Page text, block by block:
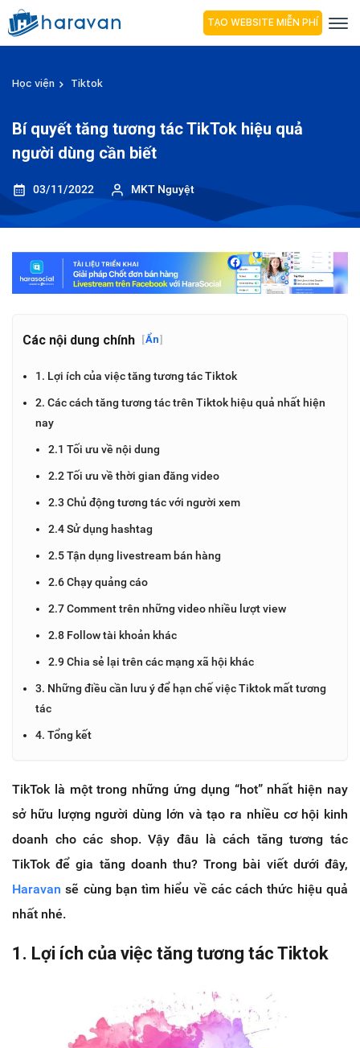
TẠO WEBSITE MIỄN PHÍ
Học viện Tiktok
Bí quyết tăng tương tác TikTok hiệu quả
người dùng cần biết
03/11/2022 MKT Nguyệt
Các nội dung chính [Ẩn]
1. Lợi ích của việc tăng tương tác Tiktok
2. Các cách tăng tương tác trên Tiktok hiệu quả nhất hiện
nay
2.1 Tối ưu về nội dung
2.2 Tối ưu về thời gian đăng video
2.3 Chủ động tương tác với người xem
2.4 Sử dụng hashtag
2.5 Tận dụng livestream bán hàng
2.6 Chạy quảng cáo
2.7 Comment trên những video nhiều lượt view
2.8 Follow tài khoản khác
2.9 Chia sẻ lại trên các mạng xã hội khác
3. Những điều cần lưu ý để hạn chế việc Tiktok mất tương
tác
4. Tổng kết
TikTok là một trong những ứng dụng “hot” nhất hiện nay
sở hữu lượng người dùng lớn và tạo ra nhiều cơ hội kinh
doanh cho các shop. Vậy đâu là cách tăng tương tác
TikTok để gia tăng doanh thu? Trong bài viết dưới đây,
Haravan sẽ cùng bạn tìm hiểu về các cách thức hiệu quả
nhất nhé.
1. Lợi ích của việc tăng tương tác Tiktok